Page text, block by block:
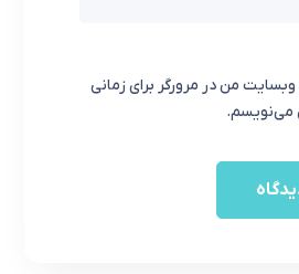
وبسایت من در مرورگر برای زمانی
می‌نویسم.